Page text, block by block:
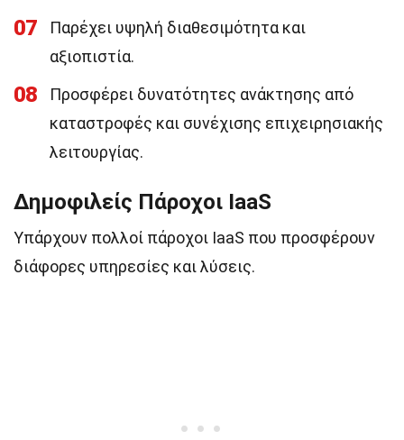
07
Παρέχει υψηλή διαθεσιμότητα και
αξιοπιστία.
08
Προσφέρει δυνατότητες ανάκτησης από
καταστροφές και συνέχισης επιχειρησιακής
λειτουργίας.
Δημοφιλείς Πάροχοι IaaS
Υπάρχουν πολλοί πάροχοι IaaS που προσφέρουν
διάφορες υπηρεσίες και λύσεις.